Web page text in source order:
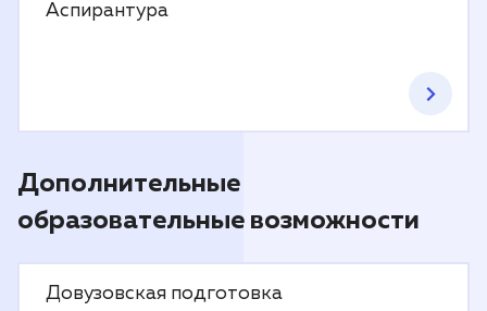
Аспирантура
Дополнительные
образовательные возможности
Довузовская подготовка